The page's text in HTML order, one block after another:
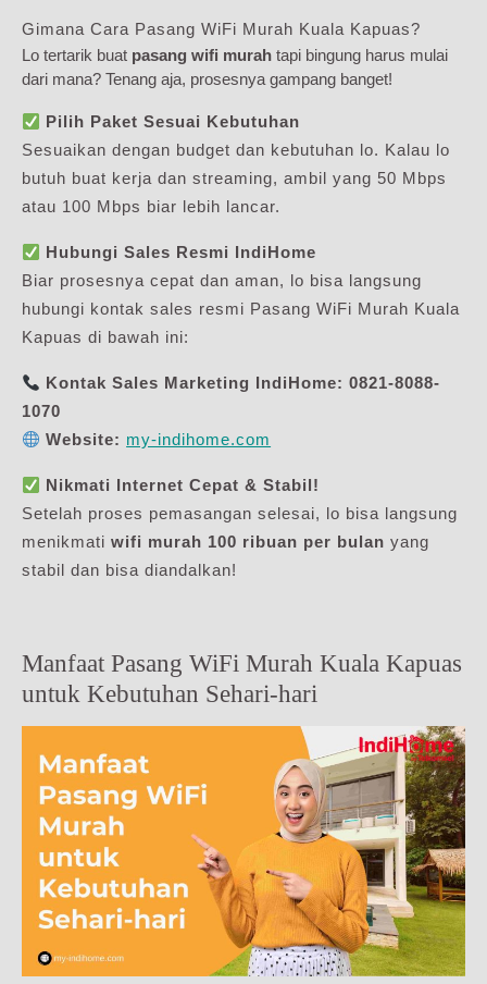
Gimana Cara Pasang WiFi Murah Kuala Kapuas?
Lo tertarik buat pasang wifi murah tapi bingung harus mulai
dari mana? Tenang aja, prosesnya gampang banget!
Pilih Paket Sesuai Kebutuhan
Sesuaikan dengan budget dan kebutuhan lo. Kalau lo
butuh buat kerja dan streaming, ambil yang 50 Mbps
atau 100 Mbps biar lebih lancar.
Hubungi Sales Resmi IndiHome
Biar prosesnya cepat dan aman, lo bisa langsung
hubungi kontak sales resmi Pasang WiFi Murah Kuala
Kapuas di bawah ini:
Kontak Sales Marketing IndiHome: 0821-8088-
1070
Website: my-indihome.com
Nikmati Internet Cepat & Stabil!
Setelah proses pemasangan selesai, lo bisa langsung
menikmati wifi murah 100 ribuan per bulan yang
stabil dan bisa diandalkan!
Manfaat Pasang WiFi Murah Kuala Kapuas
untuk Kebutuhan Sehari-hari